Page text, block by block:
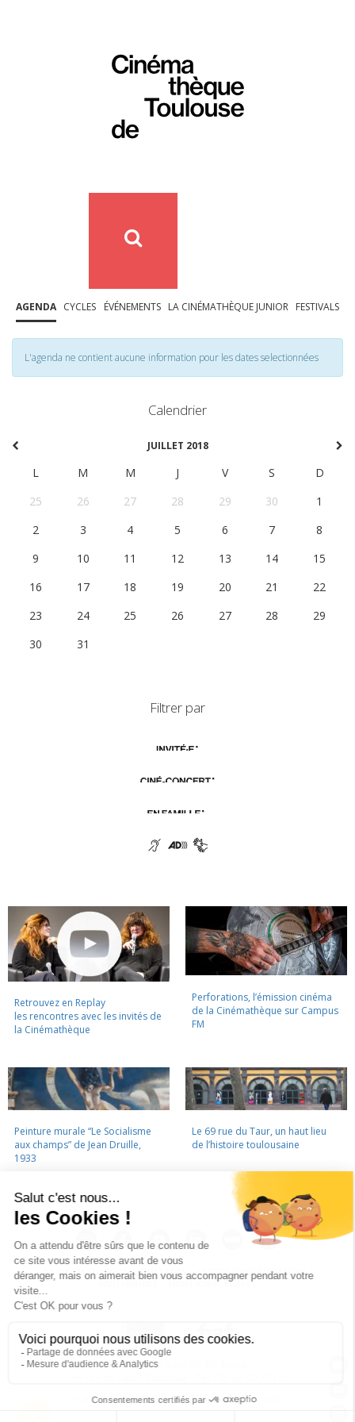
AGENDA CYCLES ÉVÉNEMENTS LA CINÉMATHÈQUE JUNIOR FESTIVALS
L'agenda ne contient aucune information pour les dates selectionnées
Calendrier
JUILLET 2018
L M M J V S
D
25
26 27 28 29 30
1
2
3 4 5 6 7
8
9
10 11 12 13 14
15
16
17 18 19 20 21
22
23
24 25 26 27 28
29
30
31
Filtrer par
Retrouvez en Replay
les rencontres avec les invités de
la Cinémathèque
Perforations, l’émission cinéma
de la Cinémathèque sur Campus
FM
Peinture murale “Le Socialisme
aux champs” de Jean Druille,
1933
Le 69 rue du Taur, un haut lieu
de l’histoire toulousaine
LA CINÉMATHÈQUE · CONTACTS · LETTRE D'INFORMATION ·
PARTENAIRES · MENTIONS LÉGALES
La Cinémathèque de Toulouse
La Cinémathèque de Toulouse © 2015. Tous droits réservés.